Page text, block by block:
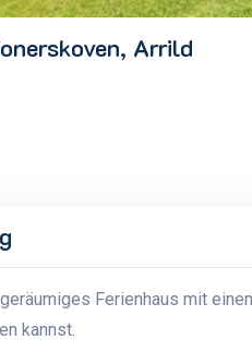
Arrild
Ferienhaus mit
kannst.